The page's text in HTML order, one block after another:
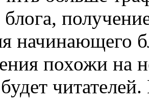
блога,
начинающего
похожи на